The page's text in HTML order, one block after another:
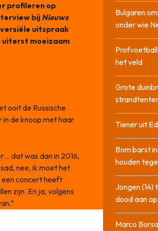
profileren op
bij Nieuws
uitspraak
uiterst moeizaam
ooit de Russische
in de knoop met haar
dat was dan in 2016,
nee, ik moet het
concert heeft
zijn. En ja, volgens
Bulgaren
onder wie
het veld
Grote
Tiener uit
Bom barst
houden
Jongen
dood aan
Marco